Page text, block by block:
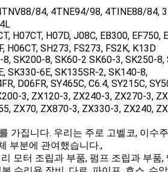
84, 4TNE94/98, 4TINE88/84,
H07CT, H07D, J08C, EB300,
H06CT, SH273, FS273, FS2K, K13D
SK200-8, SK60-2 SK60-3, SK250-
SK330-6E, SK135SR-2, SK140-8,
D06FR, SY465C, C6.4, SY215C,
3, ZX120-3, ZX240-3, ZX270-3,
ZX70, ZX870-3, ZX330-3, ZX240,
가집니다. 우리는 주로 고벨코, 이수
부분에 관여했습니다.,
모터 조립과 부품, 펌프 조립과 부품